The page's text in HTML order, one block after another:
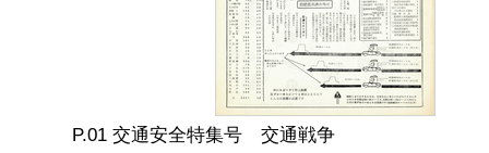
交通安全特集号 交通戦争